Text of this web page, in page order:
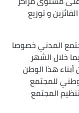
و توزيع
المدني خصوصا
خلال الشهر
هذا الوطن
للمجتمع
المجتمع